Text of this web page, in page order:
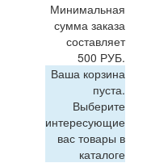
Минимальная
сумма заказа
составляет
500 РУБ.
Ваша корзина
пуста.
Выберите
интересующие
вас товары в
каталоге